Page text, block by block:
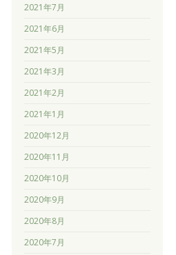
2021年7月
2021年6月
2021年5月
2021年3月
2021年2月
2021年1月
2020年12月
2020年11月
2020年10月
2020年9月
2020年8月
2020年7月